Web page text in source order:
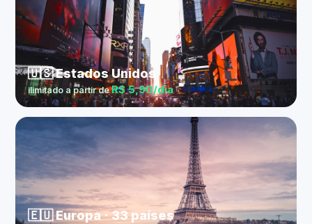
🇺🇸 Estados Unidos
ilimitado a partir deR$ 5,90/dia
🇪🇺 Europa · 33 países